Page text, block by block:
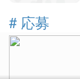
# 応募